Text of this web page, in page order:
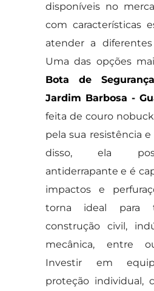
disponíveis no
com características
atender a diferentes
Uma das opções
Bota de
Jardim Barbosa -
feita de couro
pela sua resistência
disso, ela
antiderrapante e é
impactos e
torna ideal para
construção civil,
mecânica, entre
Investir em
proteção individual,